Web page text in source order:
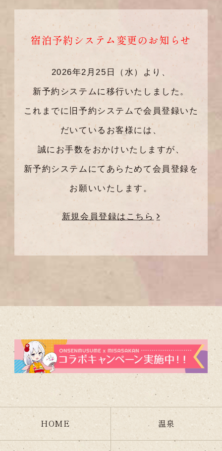
宿泊予約システム変更のお知らせ
2026年2月25日（水）より、
新予約システムに移行いたしました。
これまでに旧予約システムで会員登録いた
だいているお客様には、
誠にお手数をおかけいたしますが、
新予約システムにてあらためて会員登録を
お願いいたします。
新規会員登録はこちら
HOME 温泉